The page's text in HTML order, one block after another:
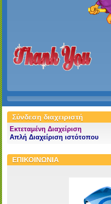
Σύνδεση διαχειριστή
Εκτεταμένη Διαχείριση
Απλή Διαχείριση ιστότοπου
ΕΠΙΚΟΙΝΩΝΙΑ